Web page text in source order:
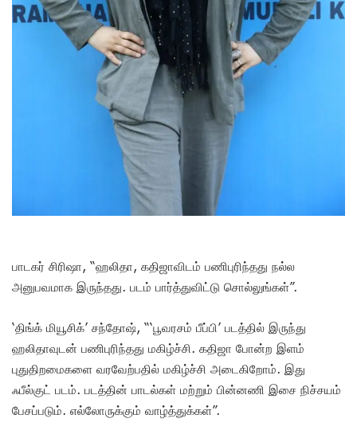
பாடகர் சிரிஷா, “ஹலிதா, கதிஜாவிடம் பணிபுரிந்தது நல்ல
அனுபவமாக இருந்தது. படம் பார்த்துவிட்டு சொல்லுங்கள்”.
‘திங்க் மியூசிக்’ சந்தோஷ், “‘பூவரசம் பீப்பி’ படத்தில் இருந்து
ஹலிதாவுடன் பணிபுரிந்தது மகிழ்ச்சி. கதிஜா போன்ற இளம்
புதுதிறமைகளை வரவேற்பதில் மகிழ்ச்சி அடைகிறோம். இது
ஃபீல்குட் படம். படத்தின் பாடல்கள் மற்றும் பின்னணி இசை நிச்சயம்
பேசப்படும். எல்லோருக்கும் வாழ்த்துக்கள்”.